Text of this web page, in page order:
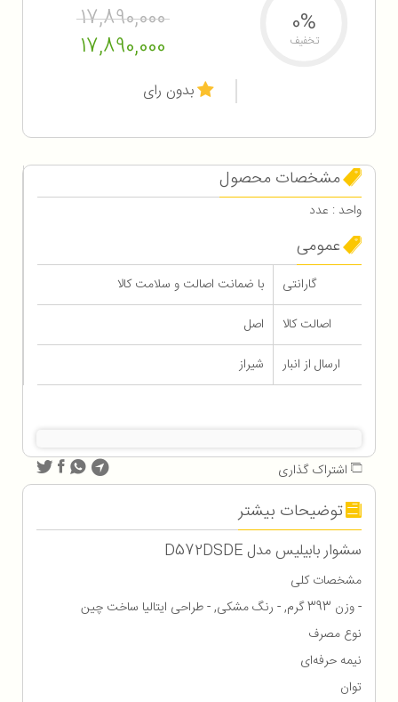
17,890,000
17,890,000
0%
تخفیف
بدون رای
مشخصات محصول
واحد : عدد
عمومی
گارانتی
با ضمانت اصالت و سلامت کالا
اصالت کالا
اصل
ارسال از انبار
شیراز
اشتراک گذاری
توضیحات بیشتر
سشوار بابیلیس مدل D572DSDE
مشخصات کلی
- وزن 393 گرم, - رنگ مشکی, - طراحی ایتالیا ساخت چین
نوع مصرف
نیمه حرفه‌ای
توان